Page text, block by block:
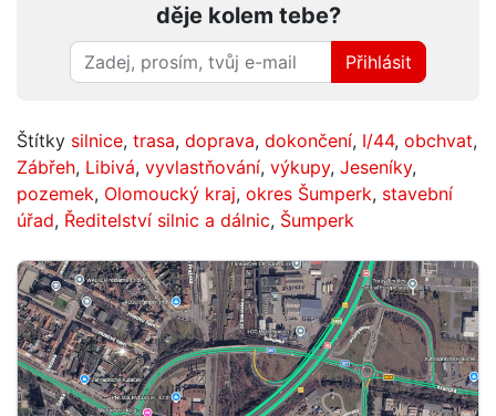
děje kolem tebe?
Přihlásit
Štítky silnice, trasa, doprava, dokončení, I/44, obchvat,
Zábřeh, Libivá, vyvlastňování, výkupy, Jeseníky,
pozemek, Olomoucký kraj, okres Šumperk, stavební
úřad, Ředitelství silnic a dálnic, Šumperk